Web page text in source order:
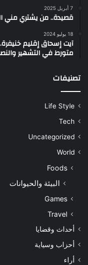
7 أبريل 2025
قصيدة.. من يشتري مني
18 يوليو 2024
آيت إسحاق إقليم
متورط في التشهير
تصنيفات
Life Style
Tech
Uncategorized
World
Foods
البيئة والحيوانات
Games
Travel
أحداث وقضايا
أحزاب وسياية
أراء